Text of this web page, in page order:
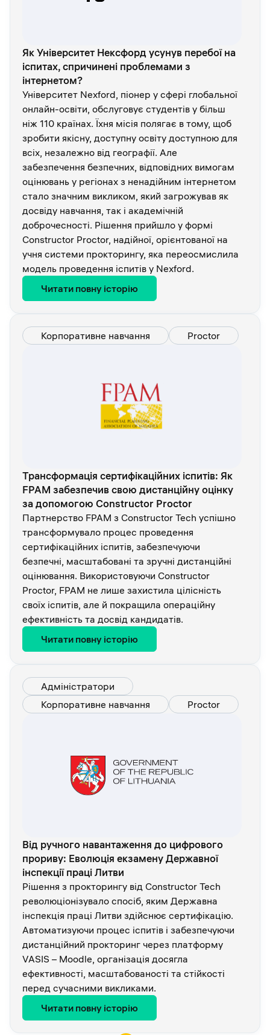
Як Університет Нексфорд усунув перебої на
іспитах, спричинені проблемами з
інтернетом?
Університет Nexford, піонер у сфері глобальної
онлайн-освіти, обслуговує студентів у більш
ніж 110 країнах. Їхня місія полягає в тому, щоб
зробити якісну, доступну освіту доступною для
всіх, незалежно від географії. Але
забезпечення безпечних, відповідних вимогам
оцінювань у регіонах з ненадійним інтернетом
стало значним викликом, який загрожував як
досвіду навчання, так і академічній
доброчесності. Рішення прийшло у формі
Constructor Proctor, надійної, орієнтованої на
учня системи прокторингу, яка переосмислила
модель проведення іспитів у Nexford.
Читати повну історію
Корпоративне навчання Proctor
Трансформація сертифікаційних іспитів: Як
FPAM забезпечив свою дистанційну оцінку
за допомогою Constructor Proctor
Партнерство FPAM з Constructor Tech успішно
трансформувало процес проведення
сертифікаційних іспитів, забезпечуючи
безпечні, масштабовані та зручні дистанційні
оцінювання. Використовуючи Constructor
Proctor, FPAM не лише захистила цілісність
своїх іспитів, але й покращила операційну
ефективність та досвід кандидатів.
Читати повну історію
Адміністратори
Корпоративне навчання
Proctor
Від ручного навантаження до цифрового
прориву: Еволюція екзамену Державної
інспекції праці Литви
Рішення з прокторингу від Constructor Tech
революціонізувало спосіб, яким Державна
інспекція праці Литви здійснює сертифікацію.
Автоматизуючи процес іспитів і забезпечуючи
дистанційний прокторинг через платформу
VASIS – Moodle, організація досягла
ефективності, масштабованості та стійкості
перед сучасними викликами.
Читати повну історію